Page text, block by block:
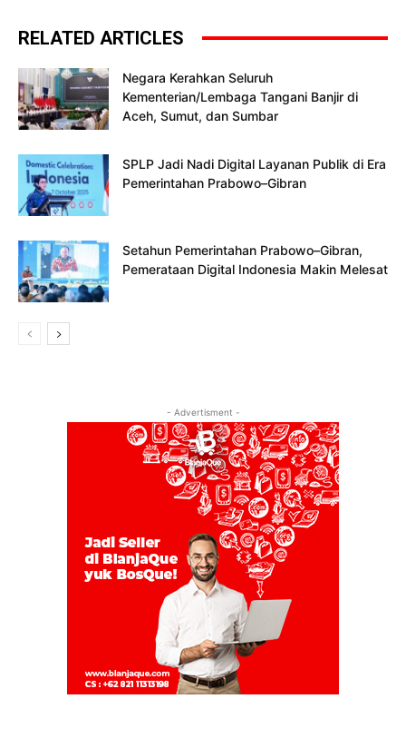
RELATED ARTICLES
Negara Kerahkan Seluruh
Kementerian/Lembaga Tangani Banjir di
Aceh, Sumut, dan Sumbar
SPLP Jadi Nadi Digital Layanan Publik di Era
Pemerintahan Prabowo–Gibran
Setahun Pemerintahan Prabowo–Gibran,
Pemerataan Digital Indonesia Makin Melesat
- Advertisment -